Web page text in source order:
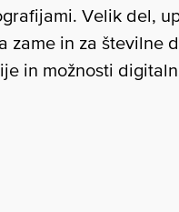
Velik del,
zame in za številne
in možnosti